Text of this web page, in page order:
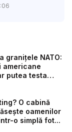
granițele NATO:
americane
putea testa
O cabină
oamenilor
o simplă fot...